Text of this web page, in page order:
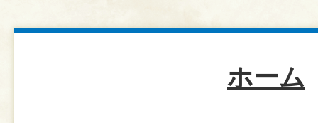
ホーム